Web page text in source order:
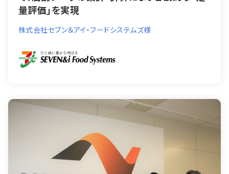
量評価」を実現
株式会社セブン＆アイ・フードシステムズ様